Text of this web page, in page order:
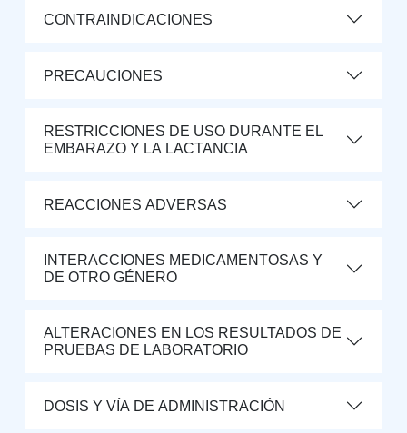
CONTRAINDICACIONES
PRECAUCIONES
RESTRICCIONES DE USO DURANTE EL
EMBARAZO Y LA LACTANCIA
REACCIONES ADVERSAS
INTERACCIONES MEDICAMENTOSAS Y
DE OTRO GÉNERO
ALTERACIONES EN LOS RESULTADOS DE
PRUEBAS DE LABORATORIO
DOSIS Y VÍA DE ADMINISTRACIÓN